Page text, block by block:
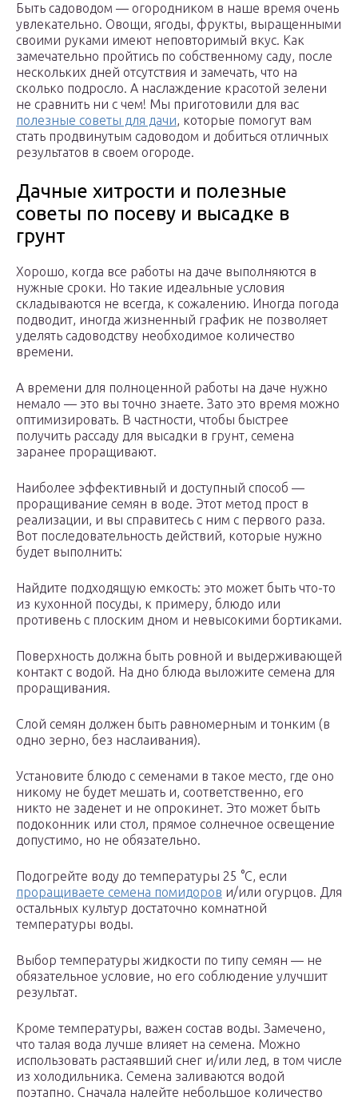
Быть садоводом — огородником в наше время очень
увлекательно. Овощи, ягоды, фрукты, выращенными
своими руками имеют неповторимый вкус. Как
замечательно пройтись по собственному саду, после
нескольких дней отсутствия и замечать, что на
сколько подросло. А наслаждение красотой зелени
не сравнить ни с чем! Мы приготовили для вас
полезные советы для дачи, которые помогут вам
стать продвинутым садоводом и добиться отличных
результатов в своем огороде.
Дачные хитрости и полезные
советы по посеву и высадке в
грунт
Хорошо, когда все работы на даче выполняются в
нужные сроки. Но такие идеальные условия
складываются не всегда, к сожалению. Иногда погода
подводит, иногда жизненный график не позволяет
уделять садоводству необходимое количество
времени.
А времени для полноценной работы на даче нужно
немало — это вы точно знаете. Зато это время можно
оптимизировать. В частности, чтобы быстрее
получить рассаду для высадки в грунт, семена
заранее проращивают.
Наиболее эффективный и доступный способ —
проращивание семян в воде. Этот метод прост в
реализации, и вы справитесь с ним с первого раза.
Вот последовательность действий, которые нужно
будет выполнить:
Найдите подходящую емкость: это может быть что-то
из кухонной посуды, к примеру, блюдо или
противень с плоским дном и невысокими бортиками.
Поверхность должна быть ровной и выдерживающей
контакт с водой. На дно блюда выложите семена для
проращивания.
Слой семян должен быть равномерным и тонким (в
одно зерно, без наслаивания).
Установите блюдо с семенами в такое место, где оно
никому не будет мешать и, соответственно, его
никто не заденет и не опрокинет. Это может быть
подоконник или стол, прямое солнечное освещение
допустимо, но не обязательно.
Подогрейте воду до температуры 25 °С, если
проращиваете семена помидоров и/или огурцов. Для
остальных культур достаточно комнатной
температуры воды.
Выбор температуры жидкости по типу семян — не
обязательное условие, но его соблюдение улучшит
результат.
Кроме температуры, важен состав воды. Замечено,
что талая вода лучше влияет на семена. Можно
использовать растаявший снег и/или лед, в том числе
из холодильника. Семена заливаются водой
поэтапно. Сначала налейте небольшое количество